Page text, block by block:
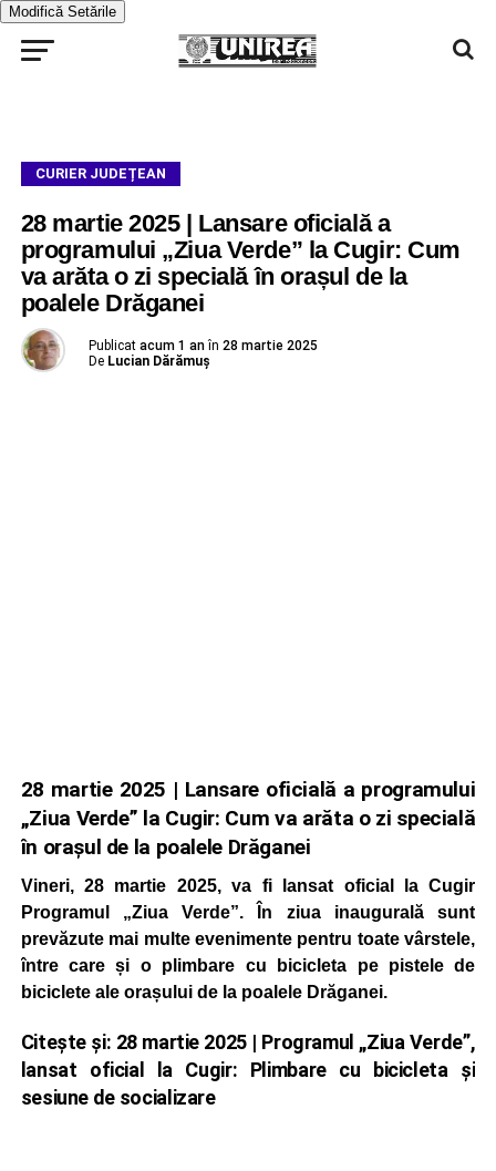
Modifică Setările
CURIER JUDEȚEAN
28 martie 2025 | Lansare oficială a
programului „Ziua Verde” la Cugir: Cum
va arăta o zi specială în orașul de la
poalele Drăganei
Publicat acum 1 an în 28 martie 2025
De Lucian Dărămuș
28 martie 2025 | Lansare oficială a programului
„Ziua Verde” la Cugir: Cum va arăta o zi specială
în orașul de la poalele Drăganei
Vineri, 28 martie 2025, va fi lansat oficial la Cugir
Programul „Ziua Verde”. În ziua inaugurală sunt
prevăzute mai multe evenimente pentru toate vârstele,
între care și o plimbare cu bicicleta pe pistele de
biciclete ale orașului de la poalele Drăganei.
Citește și: 28 martie 2025 | Programul „Ziua Verde”,
lansat oficial la Cugir: Plimbare cu bicicleta și
sesiune de socializare